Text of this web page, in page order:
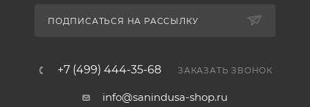
ПОДПИСАТЬСЯ НА РАССЫЛКУ
+7 (499) 444-35-68 ЗАКАЗАТЬ ЗВОНОК
info@sanindusa-shop.ru